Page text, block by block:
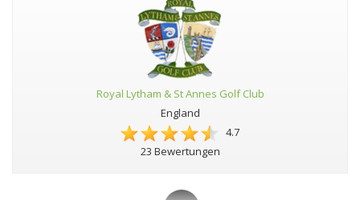
Royal Lytham & St Annes Golf Club
England
4.7
23 Bewertungen